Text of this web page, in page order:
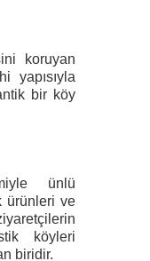
koruyan
yapısıyla
bir köy
ünlü
ürünleri ve
köyleri
biridir.